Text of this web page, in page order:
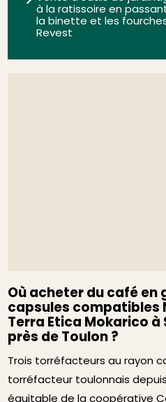
à la ratissoire en
la binette et les
Revest
Où acheter du café en
capsules compatibles
Terra Etica Mokarico à
près de Toulon ?
Trois torréfacteurs au rayon
torréfacteur toulonnais
équitable de la coopérative